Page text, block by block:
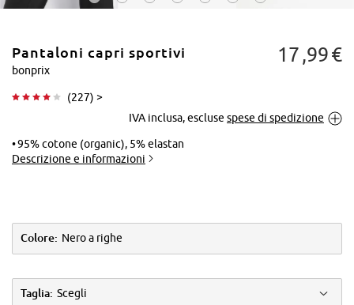
Tocca per
Pantaloni capri sportivi
bonprix
(227) >
17 99€
IVA inclusa, escluse spese di spedizione
95% cotone (organic), 5% elastan
Descrizione e informazioni
Colore: Nero a righe
Taglia: Scegli